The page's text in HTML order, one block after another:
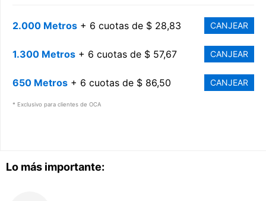
Lo más importante:
2.000 Metros + 6 cuotas de $ 28,83 CANJEAR
1.300 Metros + 6 cuotas de $ 57,67 CANJEAR
650 Metros + 6 cuotas de $ 86,50 CANJEAR
* Exclusivo para clientes de OCA